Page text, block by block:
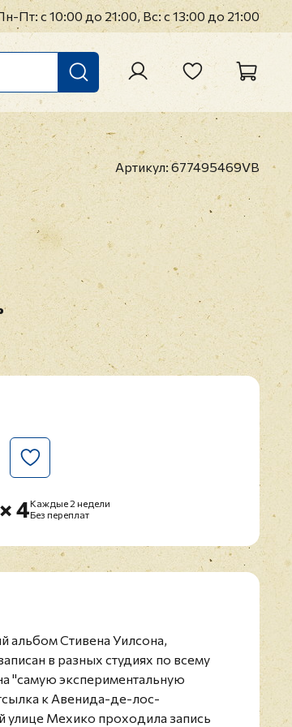
Пт: с 10:00 до 21:00, Вс: с 13:00 до 21:00
Артикул:677495469VB
4Каждые 2 недели
Без переплат
альбом Стивена Уилсона,
в разных студиях по всему
"самую экспериментальную
к Авенида-де-лос-
улице Мехико проходила запись